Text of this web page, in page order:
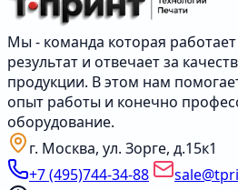
Мы - команда которая
результат и отвечает за
продукции. В этом нам
опыт работы и конечно
оборудование.
г. Москва, ул. Зорге, д.15к1
+7 (495)744-34-88